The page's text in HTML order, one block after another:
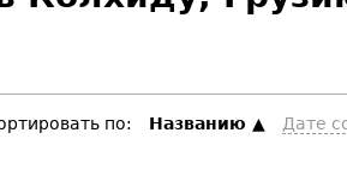
по: Hазванию Дате